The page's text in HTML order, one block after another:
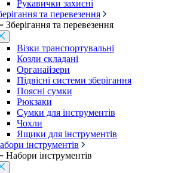
Рукавички захисні
та перевезення
Зберігання та перевезення
Візки транспортувальні
Козли складані
Органайзери
Підвісні системи зберігання
Поясні сумки
Рюкзаки
Сумки для інструментів
Чохли
Ящики для інструментів
інструментів
Набори інструментів